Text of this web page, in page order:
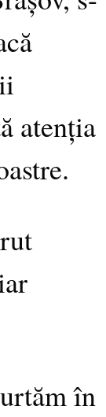
atenția
în